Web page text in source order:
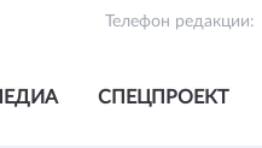
Телефон редакции:
СПЕЦПРОЕКТ